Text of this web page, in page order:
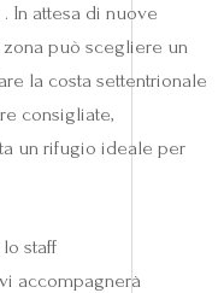
In attesa di nuove
può scegliere un
la costa settentrionale
consigliate,
un rifugio ideale per
staff
accompagnerà